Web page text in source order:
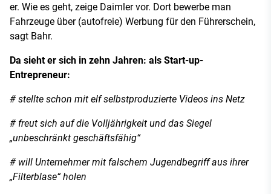
er. Wie es geht, zeige Daimler vor. Dort bewerbe man
Fahrzeuge über (autofreie) Werbung für den Führerschein,
sagt Bahr.
Da sieht er sich in zehn Jahren: als Start-up-
Entrepreneur:
# stellte schon mit elf selbstproduzierte Videos ins Netz
# freut sich auf die Volljährigkeit und das Siegel
„unbeschränkt geschäftsfähig“
# will Unternehmer mit falschem Jugendbegriff aus ihrer
„Filterblase“ holen